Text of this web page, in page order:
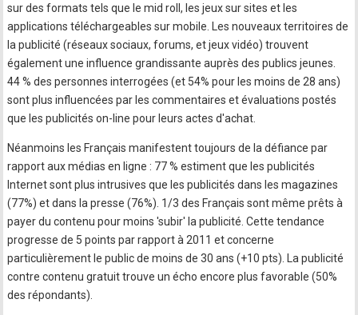
sur des formats tels que le mid roll, les jeux sur sites et les
applications téléchargeables sur mobile. Les nouveaux territoires de
la publicité (réseaux sociaux, forums, et jeux vidéo) trouvent
également une influence grandissante auprès des publics jeunes.
44 % des personnes interrogées (et 54% pour les moins de 28 ans)
sont plus influencées par les commentaires et évaluations postés
que les publicités on-line pour leurs actes d'achat.
Néanmoins les Français manifestent toujours de la défiance par
rapport aux médias en ligne : 77 % estiment que les publicités
Internet sont plus intrusives que les publicités dans les magazines
(77%) et dans la presse (76%). 1/3 des Français sont même prêts à
payer du contenu pour moins 'subir' la publicité. Cette tendance
progresse de 5 points par rapport à 2011 et concerne
particulièrement le public de moins de 30 ans (+10 pts). La publicité
contre contenu gratuit trouve un écho encore plus favorable (50%
des répondants).